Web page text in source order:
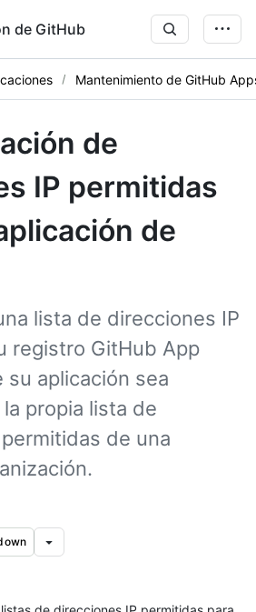
de GitHub
Mantenimiento de GitHub
de
IP permitidas
de
lista de direcciones IP
registro GitHub App
su aplicación sea
propia lista de
de una